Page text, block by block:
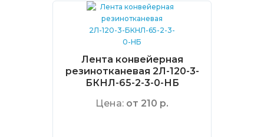
Лента конвейерная
резинотканевая 2Л-120-3-
БКНЛ-65-2-3-0-НБ
Цена: от 210 р.